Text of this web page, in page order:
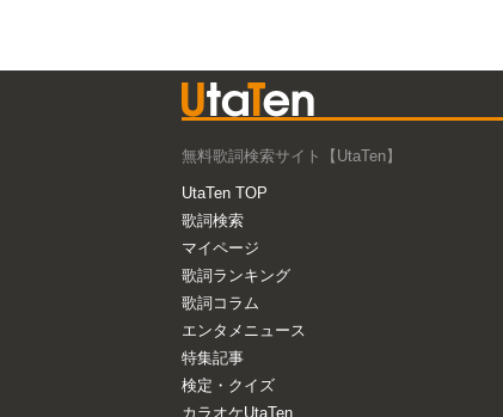
無料歌詞検索サイト【UtaTen】
UtaTen TOP
歌詞検索
マイページ
歌詞ランキング
歌詞コラム
エンタメニュース
特集記事
検定・クイズ
カラオケUtaTen